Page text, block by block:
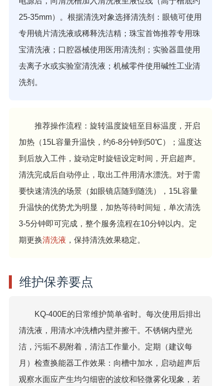
25-35mm）。根据清洗对象选择清洗剂：眼镜可使用
专用镜片清洗液或稀释洗洁精；珠宝首饰推荐专用珠
宝清洗液；口腔器械使用医用清洗剂；实验器皿使用
去离子水或实验室清洗液；机械零件使用碱性工业清
洗剂。
推荐操作流程：旋转温度旋钮至目标温度，开启
加热（15L容量升温快，约6-8分钟到50℃）；温度达
到后放入工件，旋动定时旋钮设定时间，开启超声。
清洗完成后自动停止，取出工件用清水漂洗。对于需
要快速清洗的场景（如眼镜店随到随洗），15L容量
升温快的优势尤为明显，加热等待时间短，单次清洗
3-5分钟即可完成，整个服务流程在10分钟以内。定
期更换清洗液 ，保持清洗效果稳定。
维护保养要点
KQ-400E的日常维护简单省时。每次使用后排出
清洗液，用清水冲洗槽内壁并擦干。不锈钢内壁光
洁，污垢不易附着，清洁工作量小。定期（建议每
月）检查换能器工作效果：向槽中加水，启动超声后
观察水面应产生均匀细密的波纹和轻微雾化现象，若